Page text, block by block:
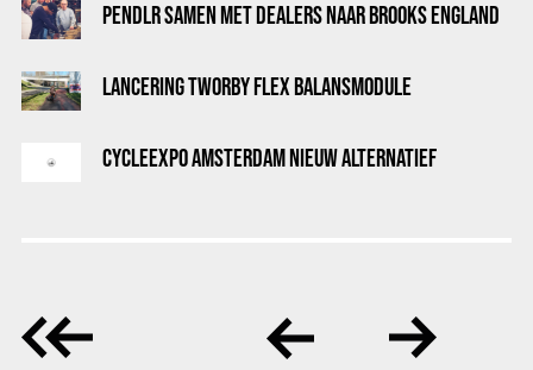
PENDLR SAMEN MET DEALERS NAAR BROOKS ENGLAND
LANCERING TWORBY FLEX BALANSMODULE
CYCLEEXPO AMSTERDAM NIEUW ALTERNATIEF